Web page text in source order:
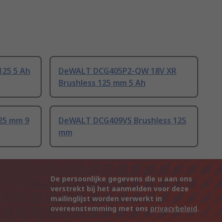
5 Ah
DeWALT DCG405P2-QW 18V XR
Brushless 125 mm 5 Ah
mm 9
DeWALT DCG409VS Brushless 125
mm
De persoonlijke gegevens die u aan ons
verstrekt bij het aanmelden voor deze
mailinglijst worden verwerkt in
overeenstemming met ons privacybeleid.